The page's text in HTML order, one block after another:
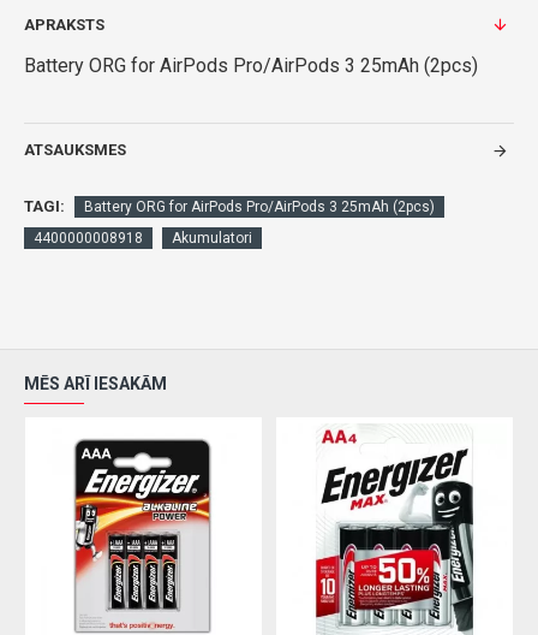
APRAKSTS
Battery ORG for AirPods Pro/AirPods 3 25mAh (2pcs)
ATSAUKSMES
TAGI:
Battery ORG for AirPods Pro/AirPods 3 25mAh (2pcs)
4400000008918
Akumulatori
MĒS ARĪ IESAKĀM